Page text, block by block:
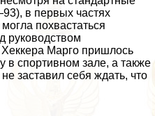
в первых частях
похвастаться
руководством
Хеккера Марго пришлось
в спортивном зале, а также
заставил себя ждать, что